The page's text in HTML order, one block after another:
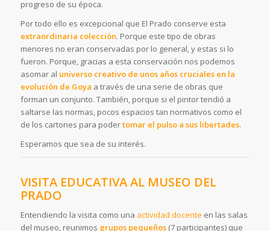
progreso de su época.
Por todo ello es excepcional que El Prado conserve esta
extraordinaria colección. Porque este tipo de obras
menores no eran conservadas por lo general, y estas si lo
fueron. Porque, gracias a esta conservación nos podemos
asomar al universo creativo de unos años cruciales en la
evolución de Goya a través de una serie de obras que
forman un conjunto. También, porque si el pintor tendió a
saltarse las normas, pocos espacios tan normativos como el
de los cartones para podertomar el pulso a sus libertades.
Esperamos que sea de su interés.
VISITA EDUCATIVA AL MUSEO DEL
PRADO
Entendiendo la visita como una actividad docente en las salas
del museo, reunimos grupos pequeños(7 participantes) que